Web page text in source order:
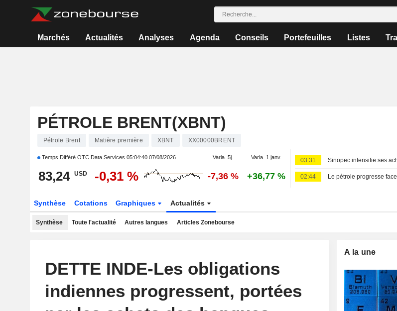
Marchés Actualités Analyses Agenda Conseils Portefeuilles Listes
PÉTROLE BRENT(XBNT)
Pétrole Brent Matière première XBNT XX00000BRENT
Temps Différé OTC Data Services 05:04:40 07/08/2026 Varia. 5j. Varia. 1 janv.
83,24 USD -0,31 % -7,36 % +36,77 %
03:31
02:44
Synthèse Cotations Graphiques Actualités
Synthèse Toute l'actualité Autres langues Articles Zonebourse
DETTE INDE-Les obligations
indiennes progressent, portées
A la une